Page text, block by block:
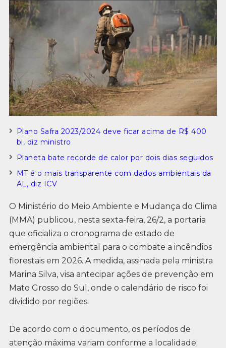
Plano Safra 2023/2024 deve ficar acima de R$ 400
bi, diz ministro
Planeta bate recorde de calor por dois dias seguidos
MT é o mais transparente com dados ambientais da
AL, diz ICV
O Ministério do Meio Ambiente e Mudança do Clima
(MMA) publicou, nesta sexta-feira, 26/2, a portaria
que oficializa o cronograma de estado de
emergência ambiental para o combate a incêndios
florestais em 2026. A medida, assinada pela ministra
Marina Silva, visa antecipar ações de prevenção em
Mato Grosso do Sul, onde o calendário de risco foi
dividido por regiões.
De acordo com o documento, os períodos de
atenção máxima variam conforme a localidade: